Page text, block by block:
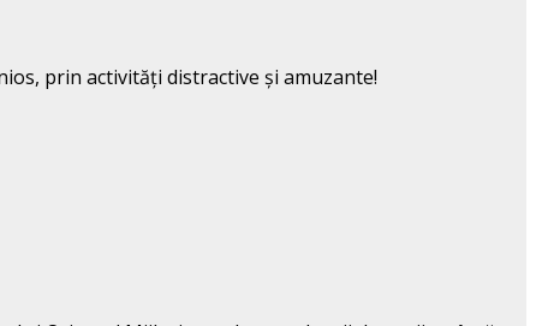
prin activități distractive și amuzante!